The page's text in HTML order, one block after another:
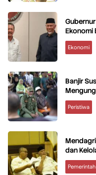
Ekonomi
Ekonomi
Banjir
Peristiwa
dan
Pemerintah